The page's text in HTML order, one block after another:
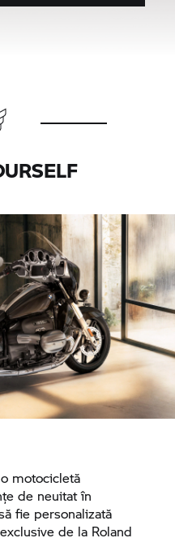
motocicletă
de neuitat în
fie personalizată
de la Roland